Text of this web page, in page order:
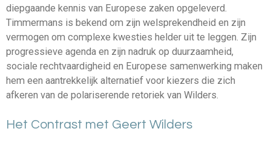
diepgaande kennis van Europese zaken opgeleverd.
Timmermans is bekend om zijn welsprekendheid en zijn
vermogen om complexe kwesties helder uit te leggen. Zijn
progressieve agenda en zijn nadruk op duurzaamheid,
sociale rechtvaardigheid en Europese samenwerking maken
hem een aantrekkelijk alternatief voor kiezers die zich
afkeren van de polariserende retoriek van Wilders.
Het Contrast met Geert Wilders